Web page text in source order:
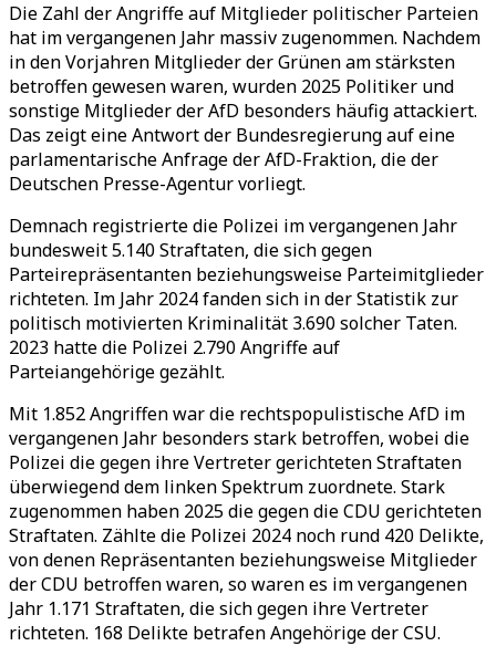
Die Zahl der Angriffe auf Mitglieder politischer Parteien
hat im vergangenen Jahr massiv zugenommen. Nachdem
in den Vorjahren Mitglieder der Grünen am stärksten
betroffen gewesen waren, wurden 2025 Politiker und
sonstige Mitglieder der AfD besonders häufig attackiert.
Das zeigt eine Antwort der Bundesregierung auf eine
parlamentarische Anfrage der AfD-Fraktion, die der
Deutschen Presse-Agentur vorliegt.
Demnach registrierte die Polizei im vergangenen Jahr
bundesweit 5.140 Straftaten, die sich gegen
Parteirepräsentanten beziehungsweise Parteimitglieder
richteten. Im Jahr 2024 fanden sich in der Statistik zur
politisch motivierten Kriminalität 3.690 solcher Taten.
2023 hatte die Polizei 2.790 Angriffe auf
Parteiangehörige gezählt.
Mit 1.852 Angriffen war die rechtspopulistische AfD im
vergangenen Jahr besonders stark betroffen, wobei die
Polizei die gegen ihre Vertreter gerichteten Straftaten
überwiegend dem linken Spektrum zuordnete. Stark
zugenommen haben 2025 die gegen die CDU gerichteten
Straftaten. Zählte die Polizei 2024 noch rund 420 Delikte,
von denen Repräsentanten beziehungsweise Mitglieder
der CDU betroffen waren, so waren es im vergangenen
Jahr 1.171 Straftaten, die sich gegen ihre Vertreter
richteten. 168 Delikte betrafen Angehörige der CSU.